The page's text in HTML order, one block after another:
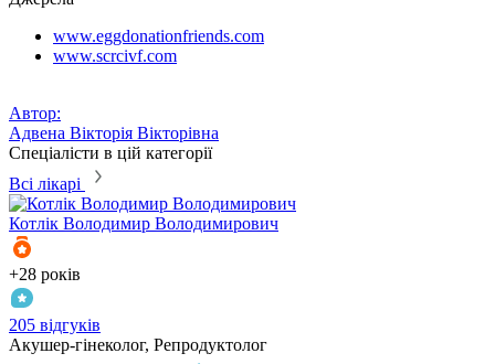
www.eggdonationfriends.com
www.scrcivf.com
Автор:
Адвена Вікторія Вікторівна
Спеціалісти в цій категорії
Всі лікарі
Котлік Володимир Володимирович
+28 років
205 відгуків
Акушер-гінеколог, Репродуктолог